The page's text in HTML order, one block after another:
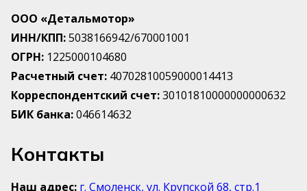
ООО «Детальмотор»
ИНН/КПП:5038166942/670001001
ОГРН: 1225000104680
Расчетный счет: 40702810059000014413
Корреспондентский счет:30101810000000000632
БИК банка:046614632
Контакты
Наш адрес: г. Смоленск, ул. Крупской 68, стр.1